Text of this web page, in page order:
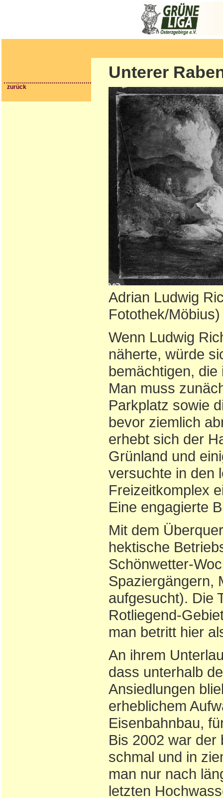
zurück
Unterer
Adrian Ludwig
Fotothek/Möbius)
Wenn Ludwig
näherte, würde
bemächtigen,
Man muss
Parkplatz sowie
bevor ziemlich
erhebt sich der
Grünland und
versuchte in den
Freizeitkomplex
Eine engagierte
Mit dem
hektische
Schönwetter-
Spaziergängern,
aufgesucht). Die
Rotliegend-
man betritt hier
An ihrem
dass unterhalb
Ansiedlungen
erheblichem
Eisenbahnbau,
Bis 2002 war der
schmal und in
man nur nach
letzten